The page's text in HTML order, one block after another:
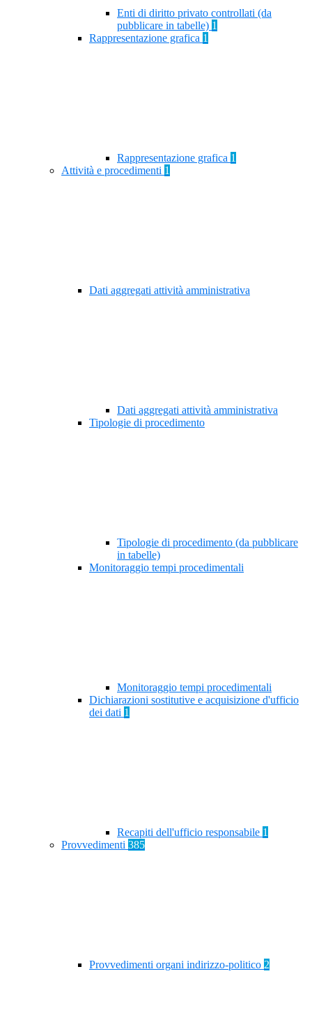
Enti di diritto privato controllati (da
pubblicare in tabelle) 1
Rappresentazione grafica 1
Rappresentazione grafica 1
Attività e procedimenti 1
Dati aggregati attività amministrativa
Dati aggregati attività amministrativa
Tipologie di procedimento
Tipologie di procedimento (da pubblicare
in tabelle)
Monitoraggio tempi procedimentali
Monitoraggio tempi procedimentali
Dichiarazioni sostitutive e acquisizione d'ufficio
dei dati 1
Recapiti dell'ufficio responsabile 1
Provvedimenti 385
Provvedimenti organi indirizzo-politico 2